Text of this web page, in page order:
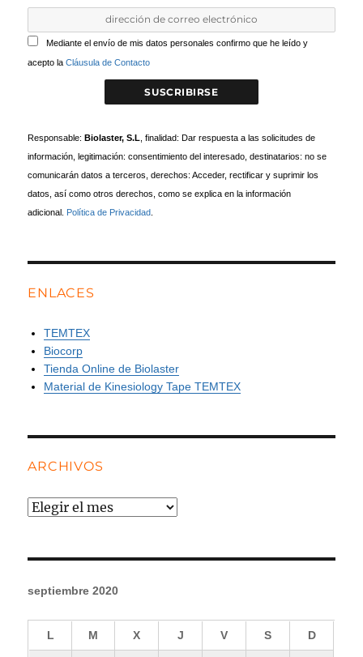
Mediante el envío de mis datos personales confirmo que he leído y
acepto laCláusula de Contacto
Responsable:Biolaster, S.L , finalidad: Dar respuesta a las solicitudes de
información, legitimación: consentimiento del interesado, destinatarios: no se
comunicarán datos a terceros, derechos: Acceder, rectificar y suprimir los
datos, así como otros derechos, como se explica en la información
adicional. Política de Privacidad
ENLACES
TEMTEX
Biocorp
Tienda Online de Biolaster
Material de Kinesiology Tape TEMTEX
ARCHIVOS
Archivos
septiembre 2020
L M X J V S D